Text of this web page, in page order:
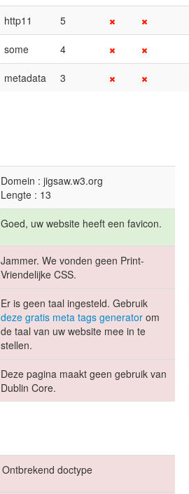
http11 5
some 4
metadata 3
Domein : jigsaw.w3.org
Lengte : 13
Goed, uw website heeft een favicon.
Jammer. We vonden geen Print-
Vriendelijke CSS.
Er is geen taal ingesteld. Gebruik
deze gratis meta tags generator om
de taal van uw website mee in te
stellen.
Deze pagina maakt geen gebruik van
Dublin Core.
Ontbrekend doctype